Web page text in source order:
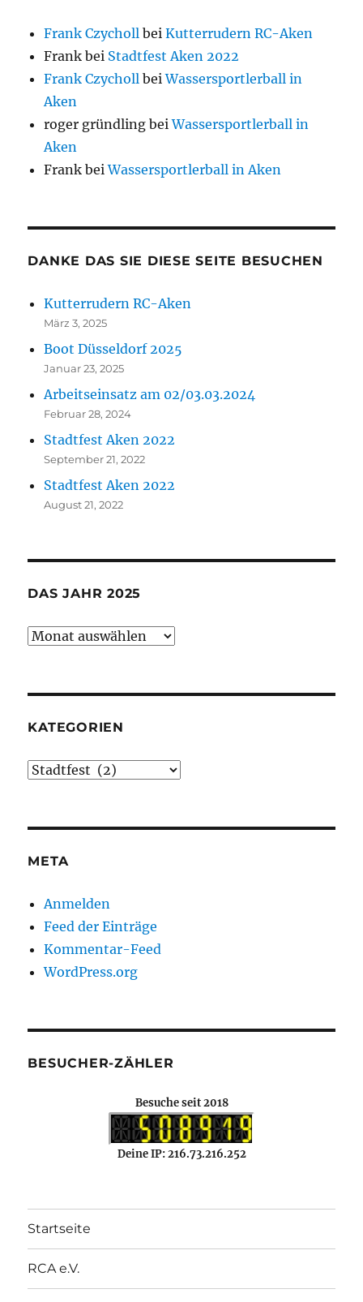
Frank Czycholl beiKutterrudern RC-Aken
Frank bei Stadtfest Aken 2022
Frank Czycholl beiWassersportlerball in
Aken
roger gründling beiWassersportlerball in
Aken
Frank beiWassersportlerball in Aken
DANKE DAS SIE DIESE SEITE BESUCHEN
Kutterrudern RC-Aken
März 3, 2025
Boot Düsseldorf 2025
Januar 23, 2025
Arbeitseinsatz am 02/03.03.2024
Februar 28, 2024
Stadtfest Aken 2022
September 21, 2022
Stadtfest Aken 2022
August 21, 2022
DAS JAHR 2025
Das
KATEGORIEN
Kategorien
META
Anmelden
Feed der Einträge
Kommentar-Feed
WordPress.org
BESUCHER-ZÄHLER
Besuche seit 2018
Deine IP: 216.73.216.252
Startseite
RCA e.V.